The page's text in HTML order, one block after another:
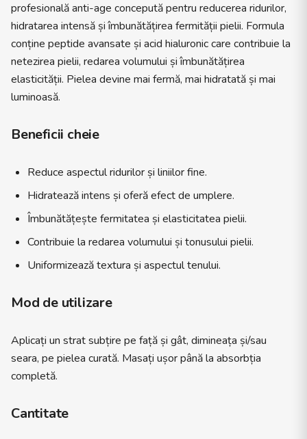
profesională anti-age concepută pentru reducerea ridurilor,
hidratarea intensă și îmbunătățirea fermității pielii. Formula
conține peptide avansate și acid hialuronic care contribuie la
netezirea pielii, redarea volumului și îmbunătățirea
elasticității. Pielea devine mai fermă, mai hidratată și mai
luminoasă.
Beneficii cheie
Reduce aspectul ridurilor și liniilor fine.
Hidratează intens și oferă efect de umplere.
Îmbunătățește fermitatea și elasticitatea pielii.
Contribuie la redarea volumului și tonusului pielii.
Uniformizează textura și aspectul tenului.
Mod de utilizare
Aplicați un strat subțire pe față și gât, dimineața și/sau
seara, pe pielea curată. Masați ușor până la absorbția
completă.
Cantitate